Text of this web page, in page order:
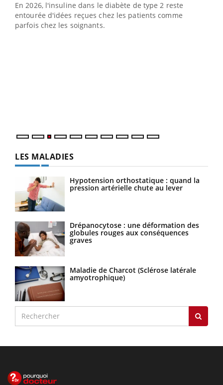
En 2026, l'insuline dans le diabète de type 2 reste
entourée d'idées reçues chez les patients comme
parfois chez les soignants.
LES MALADIES
Hypotension orthostatique : quand la
pression artérielle chute au lever
Drépanocytose : une déformation des
globules rouges aux conséquences
graves
Maladie de Charcot (Sclérose latérale
amyotrophique)